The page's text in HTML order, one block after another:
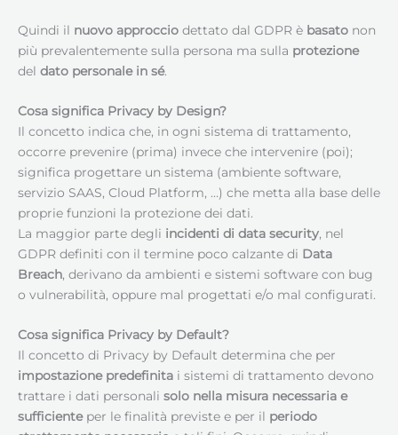
Quindi il nuovo approccio dettato dal GDPR è basato non
più prevalentemente sulla persona ma sulla protezione
del dato personale in sé.
Cosa significa Privacy by Design?
Il concetto indica che, in ogni sistema di trattamento,
occorre prevenire (prima) invece che intervenire (poi);
significa progettare un sistema (ambiente software,
servizio SAAS, Cloud Platform, …) che metta alla base delle
proprie funzioni la protezione dei dati.
La maggior parte degli incidenti di data security, nel
GDPR definiti con il termine poco calzante di Data
Breach, derivano da ambienti e sistemi software con bug
o vulnerabilità, oppure mal progettati e/o mal configurati.
Cosa significa Privacy by Default?
Il concetto di Privacy by Default determina che per
impostazione predefinita i sistemi di trattamento devono
trattare i dati personali solo nella misura necessaria e
sufficienteper le finalità previste e per il periodo